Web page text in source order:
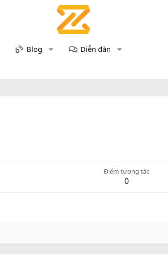
Blog Diễn đàn
Điểm tương tác
0